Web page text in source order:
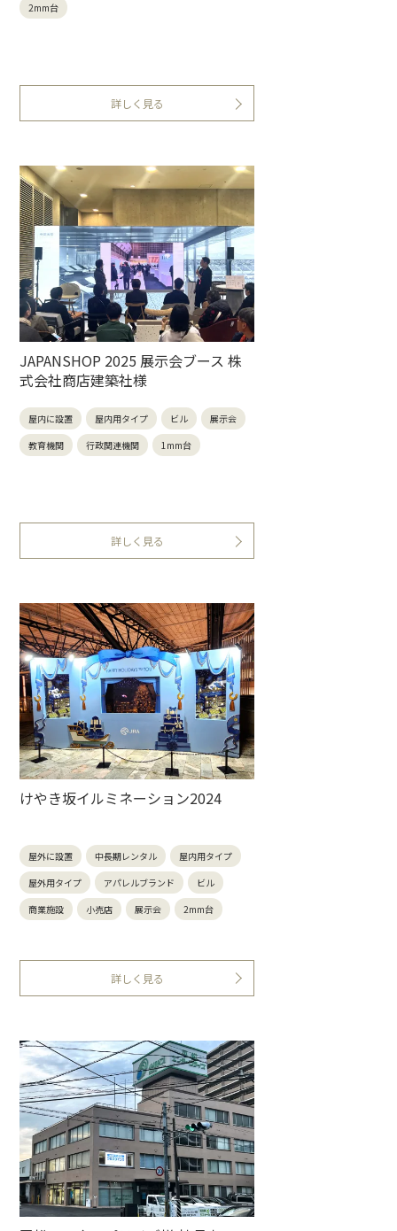
2mm台
詳しく見る
JAPANSHOP 2025 展示会ブース 株
式会社商店建築社様
屋内に設置 屋内用タイプ ビル
展示会
教育機関
行政関連機関 1mm台
詳しく見る
けやき坂イルミネーション2024
屋外に設置 中長期レンタル
屋内用タイプ
屋外用タイプ
アパレルブランド
ビル
商業施設
小売店 展示会 2mm台
詳しく見る